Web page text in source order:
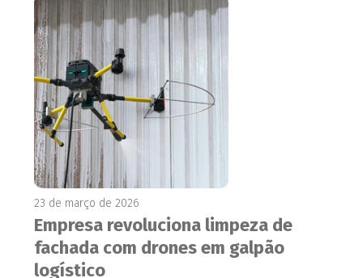
23 de março de 2026
Empresa revoluciona limpeza de
fachada com drones em galpão
logístico